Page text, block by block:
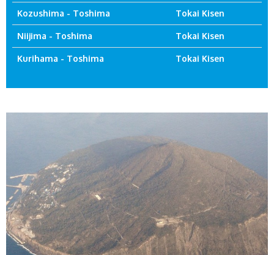
Kozushima - Toshima Tokai Kisen
Niijima - Toshima Tokai Kisen
Kurihama - Toshima Tokai Kisen